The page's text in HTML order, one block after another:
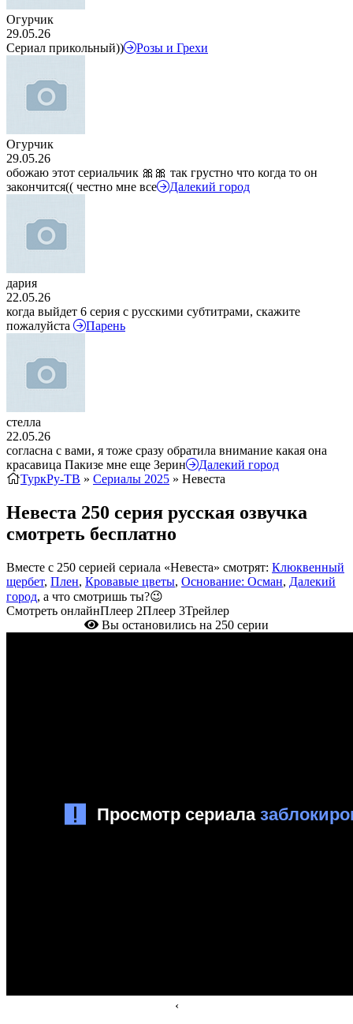
Огурчик
29.05.26
Сериал прикольный))
Розы и Грехи
Огурчик
29.05.26
обожаю этот сериальчик 🎀🎀 так грустно что когда то он
закончится(( честно мне все
Далекий город
дария
22.05.26
когда выйдет 6 серия с русскими субтитрами, скажите
пожалуйста
Парень
стелла
22.05.26
согласна с вами, я тоже сразу обратила внимание какая она
красавица Пакизе мне еще Зерин
Далекий город
ТуркРу-ТВ » Сериалы 2025 » Невеста
Невеста 250 серия русская озвучка
смотреть бесплатно
Вместе с 250 серией сериала «Невеста» смотрят: Клюквенный
щербет, Плен, Кровавые цветы, Основание: Осман, Далекий
город, а что смотришь ты?😉
Смотреть онлайнПлеер 2Плеер 3Трейлер
Вы остановились на 250 серии
‹